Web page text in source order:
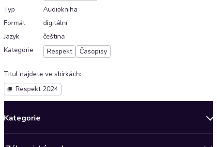
Typ
Audiokniha
Formát
digitální
Jazyk
čeština
Kategorie
Respekt Časopisy
Titul najdete ve sbírkách:
Respekt 2024
Kategorie